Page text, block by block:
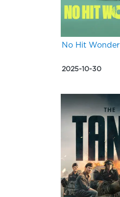
No Hit Wonder
2025-10-30